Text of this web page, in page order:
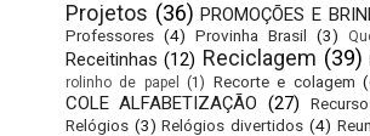
Projetos (36) PROMOÇÕES E
Professores (4) Provinha Brasil (3)
Receitinhas (12) Reciclagem (39)
rolinho de papel
(1) Recorte e colagem
COLE ALFABETIZAÇÃO (27)
Relógios (3) Relógios divertidos (4)